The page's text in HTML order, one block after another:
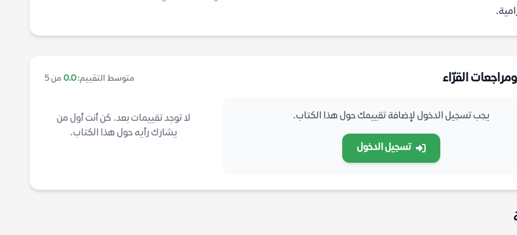
القرّاء متوسط التقييم:0.0 من 5
يجب تسجيل الدخول لإضافة تقييمك حول هذا الكتاب.
تسجيل الدخول
لا توجد تقييمات بعد. كن أنت أول من
يشارك رأيه حول هذا الكتاب.